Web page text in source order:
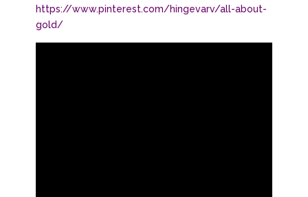
https://www.pinterest.com/hingevarv/all-about-
gold/